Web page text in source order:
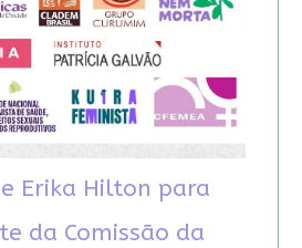
Erika Hilton para
da Comissão da